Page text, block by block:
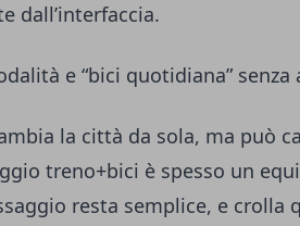
dall’interfaccia.
e “bici quotidiana”
la città da sola, ma può
treno+bici è spesso un
resta semplice, e crolla